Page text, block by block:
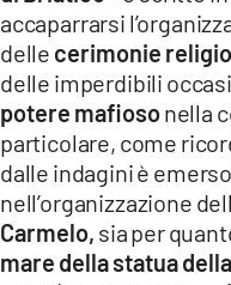
accaparrarsi
delle cerimonie
delle imperdibili
potere mafiosonella
particolare, come
dalle indagini è
nell’organizzazione
Carmelo, sia per
mare della statua